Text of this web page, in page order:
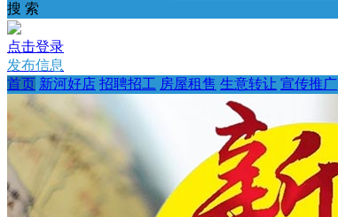
搜 索
点击登录
发布信息
首页 新河好店 招聘招工 房屋租售 生意转让 宣传推广